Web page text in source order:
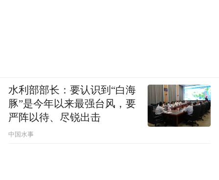
水利部部长：要认识到“白海
豚”是今年以来最强台风，要
严阵以待、尽锐出击
中国水事